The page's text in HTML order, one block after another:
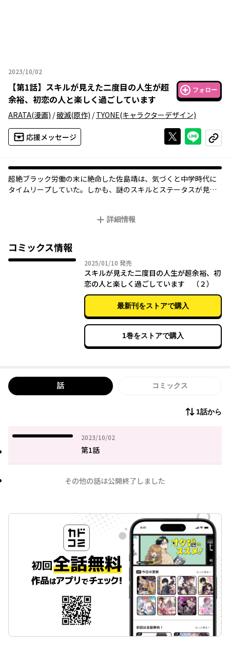
2023/10/02
2023年10月02日
【第1話】 スキルが見えた二度目の人生が超
余裕、初恋の人と楽しく過ごしています
フォロー
ARATA(漫画) /破滅(原作) /TYONE(キャラクターデザイン)
応援メッセージ Xで投稿する
ライン
コピー
超絶ブラック労働の末に絶命した佐島靖は、気づくと中学時代に
タイムリープしていた。しかも、謎のスキルとステータスが見え
と決意。しかしスキルを鍛えまくった結果、常人離れした身体能
しかも、中学時代の同級生で初恋の相手・小林いちかに急接近さ
れて…!?
チート能力で不幸な人生を大逆転!! 第6回カクヨムWeb小説コンテ
詳細情報
コミックス情報
2025/01/10 2025年01月10日
発売
スキルが見えた二度目の人生が超余裕、初
恋の人と楽しく過ごしています （２）
最新刊をストアで購入
1巻をストアで購入
話 コミックス
1話から
2023/10/02
2023年10月02日
第1話
その他の話は公開終了しました